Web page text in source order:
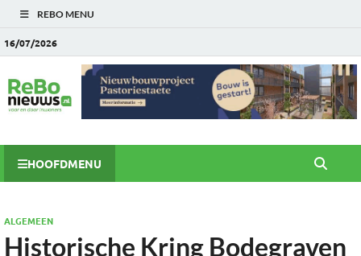
REBO MENU
16/07/2026
HOOFDMENU
ALGEMEEN
Historische Kring Bodegraven